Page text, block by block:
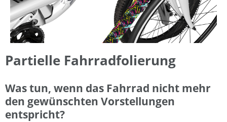
Partielle Fahrradfolierung
Was tun, wenn das Fahrrad nicht mehr
den gewünschten Vorstellungen
entspricht?